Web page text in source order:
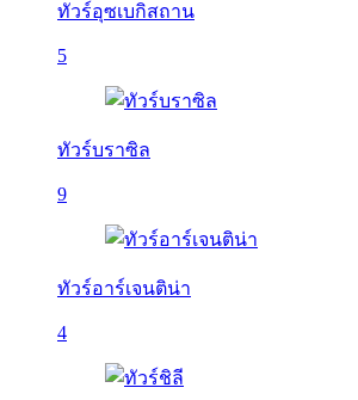
ทัวร์อุซเบกิสถาน
5
ทัวร์บราซิล
9
ทัวร์อาร์เจนติน่า
4